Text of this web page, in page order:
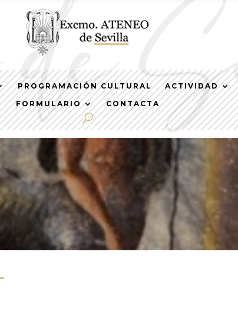
PROGRAMACIÓN CULTURAL ACTIVIDAD
FORMULARIO
CONTACTA